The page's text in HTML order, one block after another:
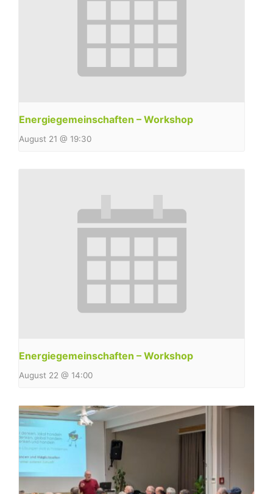
Energiegemeinschaften – Workshop
August 21 @ 19:30
Energiegemeinschaften – Workshop
August 22 @ 14:00